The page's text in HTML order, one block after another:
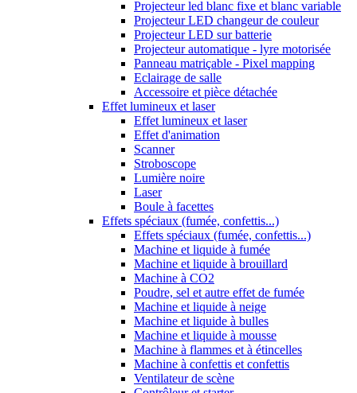
Projecteur led blanc fixe et blanc variable
Projecteur LED changeur de couleur
Projecteur LED sur batterie
Projecteur automatique - lyre motorisée
Panneau matriçable - Pixel mapping
Eclairage de salle
Accessoire et pièce détachée
Effet lumineux et laser
Effet lumineux et laser
Effet d'animation
Scanner
Stroboscope
Lumière noire
Laser
Boule à facettes
Effets spéciaux (fumée, confettis...)
Effets spéciaux (fumée, confettis...)
Machine et liquide à fumée
Machine et liquide à brouillard
Machine à CO2
Poudre, sel et autre effet de fumée
Machine et liquide à neige
Machine et liquide à bulles
Machine et liquide à mousse
Machine à flammes et à étincelles
Machine à confettis et confettis
Ventilateur de scène